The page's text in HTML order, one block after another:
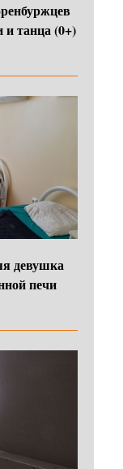
танца (0+)
девушка
печи